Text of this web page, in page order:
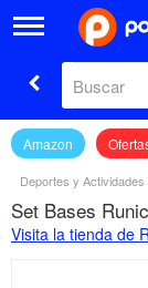
Amazon
Deportes y
Set Bases
Visita la tienda de